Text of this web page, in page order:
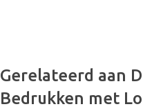
Gerelateerd aan
Bedrukken met